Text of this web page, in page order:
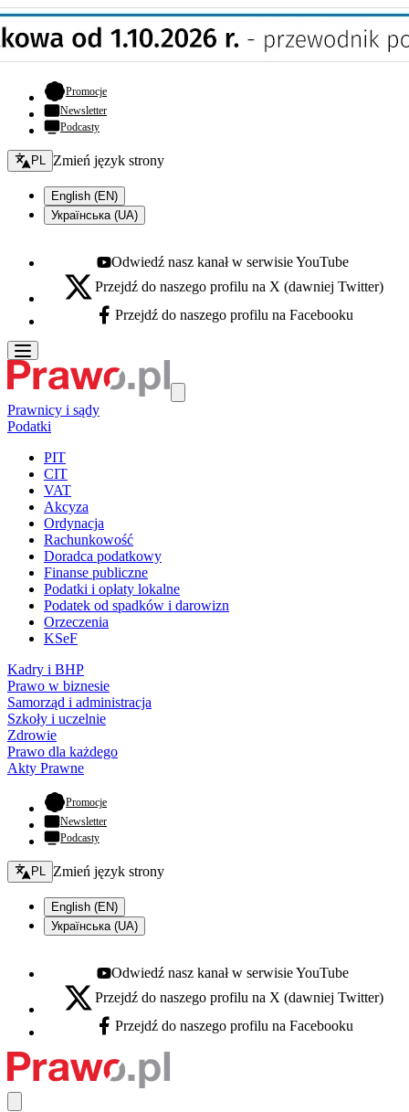
Promocje- otwiera się w nowej karcie
Newsletter
Podcasty
Zmień język - bieżący:
PL Zmień język strony
English (EN)
Українська (UA)
Youtube - otwiera się w nowej karcie
Odwiedź nasz kanał w serwisie YouTube
X - otwiera się w nowej karcie
Przejdź do naszego profilu na X (dawniej Twitter)
Facebook - otwiera się w nowej karcie
Przejdź do naszego profilu na Facebooku
Prawnicy i sądy
Podatki
PIT
CIT
VAT
Akcyza
Ordynacja
Rachunkowość
Doradca podatkowy
Finanse publiczne
Podatki i opłaty lokalne
Podatek od spadków i darowizn
Orzeczenia
KSeF
Kadry i BHP
Prawo w biznesie
Samorząd i administracja
Szkoły i uczelnie
Zdrowie
Prawo dla każdego
Akty Prawne
Promocje- otwiera się w nowej karcie
Newsletter
Podcasty
Zmień język - bieżący:
PL Zmień język strony
English (EN)
Українська (UA)
Youtube - otwiera się w nowej karcie
Odwiedź nasz kanał w serwisie YouTube
X - otwiera się w nowej karcie
Przejdź do naszego profilu na X (dawniej Twitter)
Facebook - otwiera się w nowej karcie
Przejdź do naszego profilu na Facebooku